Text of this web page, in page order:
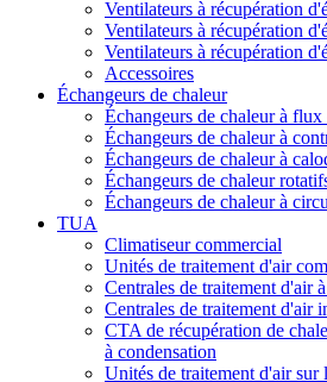
Ventilateurs à récupération
Ventilateurs à récupération
Ventilateurs à récupération
Accessoires
Échangeurs de chaleur
Échangeurs de chaleur à flux
Échangeurs de chaleur à
Échangeurs de chaleur à
Échangeurs de chaleur
Échangeurs de chaleur à
TUA
Climatiseur commercial
Unités de traitement d'air
Centrales de traitement d'air
Centrales de traitement d'air
CTA de récupération de
à condensation
Unités de traitement d'air sur